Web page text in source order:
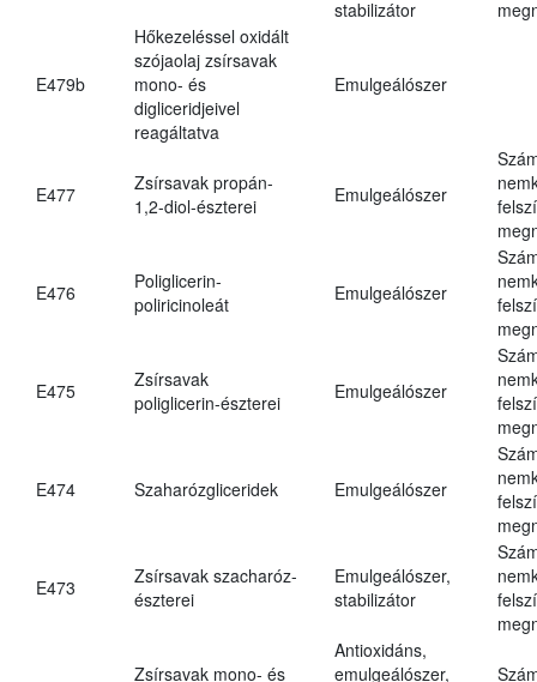
stabilizátor
E479b
Hőkezeléssel oxidált
szójaolaj zsírsavak
mono- és
digliceridjeivel
reagáltatva
Emulgeálószer
E477
Zsírsavak propán-
1,2-diol-észterei
Emulgeálószer
E476
Poliglicerin-
poliricinoleát
Emulgeálószer
E475
Zsírsavak
poliglicerin-észterei
Emulgeálószer
E474 Szaharózgliceridek Emulgeálószer
E473
Zsírsavak szacharóz-
észterei
Emulgeálószer,
stabilizátor
Zsírsavak mono- és
Antioxidáns,
emulgeálószer,